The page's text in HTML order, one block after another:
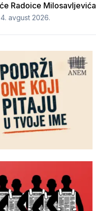
Radoice Milosavljevića
4. avgust 2026.